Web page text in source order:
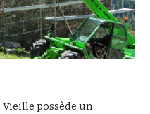
possède un